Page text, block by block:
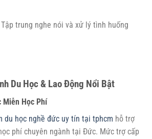
trung nghe nói và xử lý tình huống
Du Học & Lao Động Nổi Bật
Miễn Học Phí
du học nghề đức uy tín tại tphcm hỗ trợ
phí chuyên ngành tại Đức. Mức trợ cấp